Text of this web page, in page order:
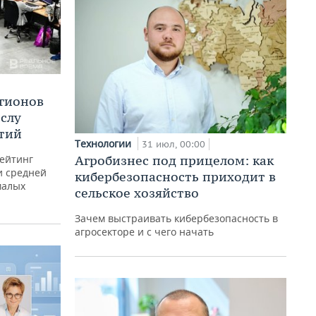
средней
Технологии 31 июл, 00:00
Агробизнес под прицелом: как
кибербезопасность приходит в
сельское хозяйство
Зачем выстраивать кибербезопасность в
агросекторе и с чего начать